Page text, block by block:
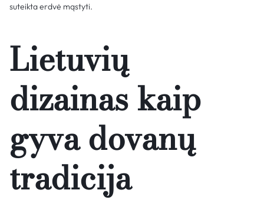
suteikta erdvė mąstyti.
Lietuvių
dizainas kaip
gyva dovanų
tradicija